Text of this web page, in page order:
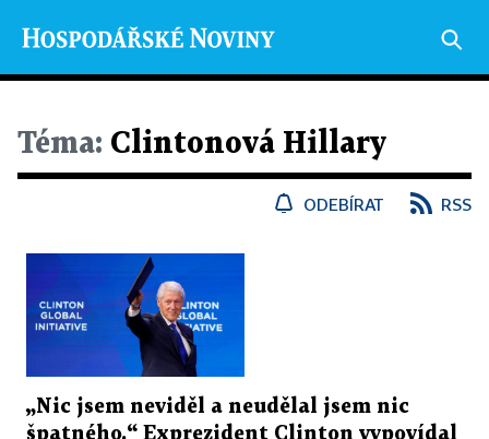
Téma: Clintonová Hillary
ODEBÍRAT RSS
„Nic jsem neviděl a neudělal jsem nic
špatného.“ Exprezident Clinton vypovídal